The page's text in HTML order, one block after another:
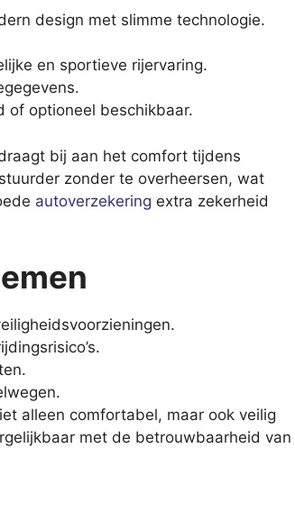
design met slimme technologie.
en sportieve rijervaring.
of optioneel beschikbaar.
bij aan het comfort tijdens
zonder te overheersen, wat
autoverzekering extra zekerheid
alleen comfortabel, maar ook veilig
met de betrouwbaarheid van